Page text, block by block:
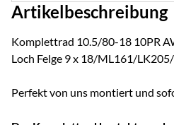
Artikelbeschreibung
Komplettrad 10.5/80-18 10PR
Loch Felge 9 x 18/ML161/
Perfekt von uns montiert und